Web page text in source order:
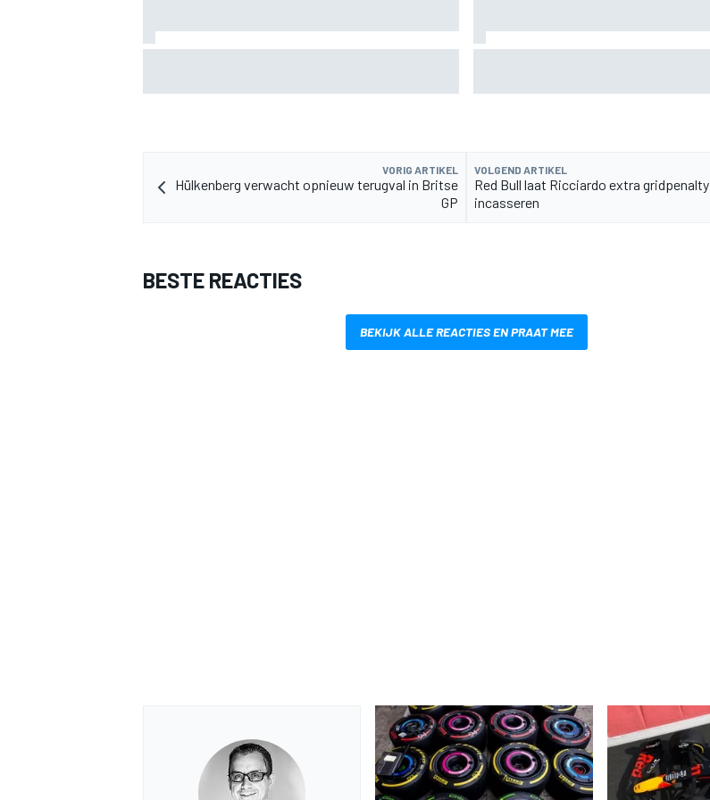
VORIG ARTIKEL
Hülkenberg verwacht opnieuw terugval in Britse
GP
VOLGEND ARTIKEL
Red Bull laat Ricciardo extra gridpenalty
incasseren
BESTE REACTIES
BEKIJK ALLE REACTIES EN PRAAT MEE